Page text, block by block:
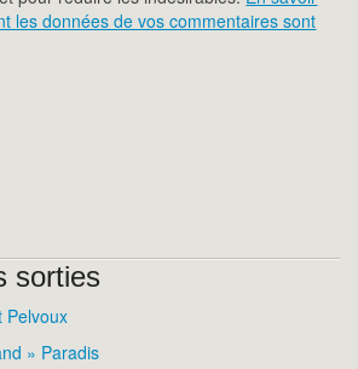
les données de vos commentaires sont
sorties
Pelvoux
» Paradis